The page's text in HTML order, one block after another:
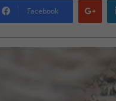
Facebook
plus